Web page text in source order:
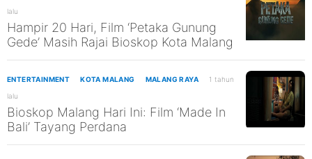
lalu
Hampir 20 Hari, Film ‘Petaka Gunung
Gede’ Masih Rajai Bioskop Kota Malang
ENTERTAINMENT KOTA MALANG MALANG RAYA
1 tahun
lalu
Bioskop Malang Hari Ini: Film ‘Made In
Bali’ Tayang Perdana